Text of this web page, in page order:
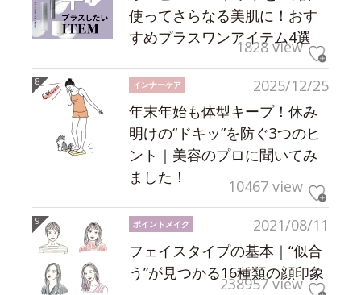
使ってさらなる美肌に！おす
すめプラスワンアイテム4選
1828 view
2025/12/25
インナーケア
年末年始も体型キープ！休み
明けの“ドキッ”を防ぐ3つのヒ
ント｜美容のプロに聞いてみ
ました！
10467 view
2021/08/11
ポイントメイク
フェイスタイプの基本｜“似合
う”が見つかる16種類の顔印象
238957 view